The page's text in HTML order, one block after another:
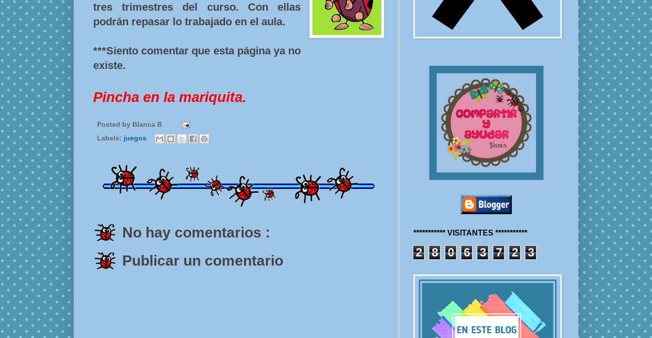
tres trimestres del curso. Con ellas
podrán repasar lo trabajado en el aula.
***Siento comentar que esta página ya no
existe.
Pincha en la mariquita.
Posted by Blanca B
Labels: juegos
No hay comentarios :
Publicar un comentario
*********** VISITANTES ***********
2 8 0 6 3 7 2 3